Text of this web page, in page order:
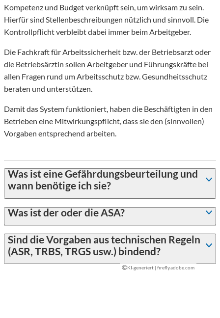
Kompetenz und Budget verknüpft sein, um wirksam zu sein.
Hierfür sind Stellenbeschreibungen nützlich und sinnvoll. Die
Kontrollpflicht verbleibt dabei immer beim Arbeitgeber.
Die Fachkraft für Arbeitssicherheit bzw. der Betriebsarzt oder
die Betriebsärztin sollen Arbeitgeber und Führungskräfte bei
allen Fragen rund um Arbeitsschutz bzw. Gesundheitsschutz
beraten und unterstützen.
Damit das System funktioniert, haben die Beschäftigten in den
Betrieben eine Mitwirkungspflicht, dass sie den (sinnvollen)
Vorgaben entsprechend arbeiten.
Was ist eine Gefährdungsbeurteilung und
wann benötige ich sie?
Was ist der oder die ASA?
Sind die Vorgaben aus technischen Regeln
(ASR, TRBS, TRGS usw.) bindend?
©KI-generiert | firefly.adobe.com